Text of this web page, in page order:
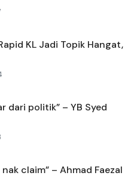
KL Jadi Topik Hangat,
dari politik” – YB Syed
claim” – Ahmad Faezal